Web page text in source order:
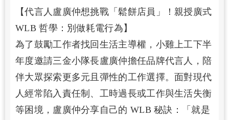
【代言人盧廣仲想挑戰「鬆餅店員」！親授廣式
WLB 哲學：別做耗電行為】
為了鼓勵工作者找回生活主導權，小雞上工下半
年度邀請三金小隊長盧廣仲擔任品牌代言人，陪
伴大眾探索更多元且彈性的工作選擇。面對現代
人經常陷入責任制、工時過長或工作與生活失衡
等困境，盧廣仲分享自己的 WLB 秘訣：「就是